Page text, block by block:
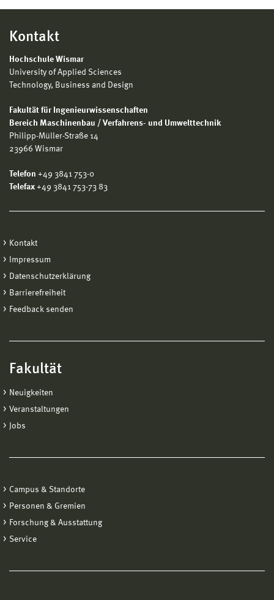
Kontakt
Hochschule Wismar
University of Applied Sciences
Technology, Business and Design
Fakultät für Ingenieurwissenschaften
Bereich Maschinenbau / Verfahrens- und Umwelttechnik
Philipp-Müller-Straße 14
23966 Wismar
Telefon +49 3841 753-0
Telefax +49 3841 753-73 83
Kontakt
Impressum
Datenschutzerklärung
Barrierefreiheit
Feedback senden
Fakultät
Neuigkeiten
Veranstaltungen
Jobs
Campus & Standorte
Personen & Gremien
Forschung & Ausstattung
Service